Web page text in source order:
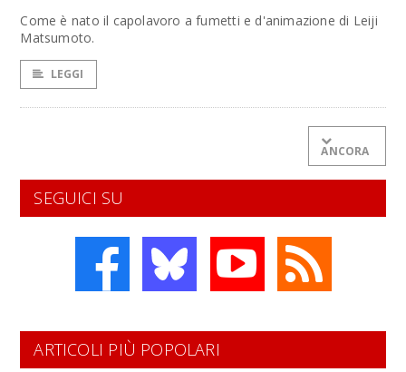
Come è nato il capolavoro a fumetti e d'animazione di Leiji
Matsumoto.
LEGGI
ANCORA
SEGUICI SU
ARTICOLI PIÙ POPOLARI